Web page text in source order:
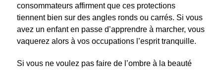
consommateurs affirment que ces protections
tiennent bien sur des angles ronds ou carrés. Si vous
avez un enfant en passe d’apprendre à marcher, vous
vaquerez alors à vos occupations l’esprit tranquille.
Si vous ne voulez pas faire de l’ombre à la beauté